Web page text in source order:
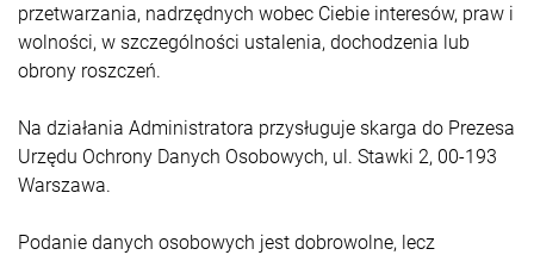
przetwarzania, nadrzędnych wobec Ciebie interesów, praw i
wolności, w szczególności ustalenia, dochodzenia lub
obrony roszczeń.
Na działania Administratora przysługuje skarga do Prezesa
Urzędu Ochrony Danych Osobowych, ul. Stawki 2, 00-193
Warszawa.
Podanie danych osobowych jest dobrowolne, lecz